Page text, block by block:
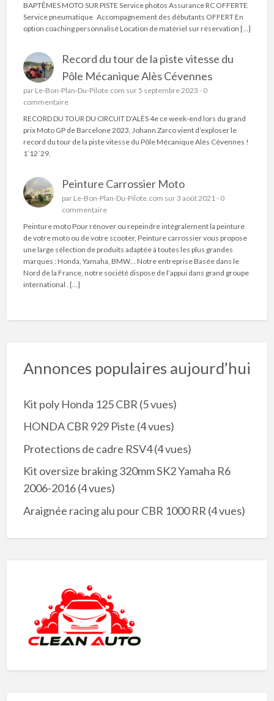
BAPTÊMES MOTO SUR PISTE Service photos Assurance RC OFFERTE
Service pneumatique Accompagnement des débutants OFFERT En
option coaching personnalisé Location de matériel sur réservation […]
Record du tour de la piste vitesse du
Pôle Mécanique Alès Cévennes
par Le-Bon-Plan-Du-Pilote.com sur 5 septembre 2023 - 0
commentaire
RECORD DU TOUR DU CIRCUIT D’ALÈS 4e ce week-end lors du grand
prix Moto GP de Barcelone 2023, Johann Zarco vient d’exploser le
record du tour de la piste vitesse du Pôle Mécanique Alès Cévennes !
1’12´29.
Peinture Carrossier Moto
par Le-Bon-Plan-Du-Pilote.com sur 3 août 2021 - 0
commentaire
Peinture moto Pour rénover ou repeindre intégralement la peinture
de votre moto ou de votre scooter, Peinture carrossier vous propose
une large sélection de produits adaptée à toutes les plus grandes
marques : Honda, Yamaha, BMW… Notre entreprise Basée dans le
Nord de la France, notre société dispose de l’appui dans grand groupe
international . […]
Annonces populaires aujourd’hui
Kit poly Honda 125 CBR (5 vues)
HONDA CBR 929 Piste (4 vues)
Protections de cadre RSV4(4 vues)
Kit oversize braking 320mm SK2 Yamaha R6
2006-2016(4 vues)
Araignée racing alu pour CBR 1000 RR (4 vues)